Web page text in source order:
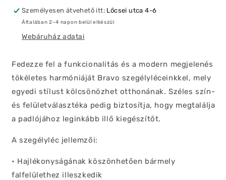
csökkentésenövelése
Személyesen átvehető itt: Lőcsei utca 4-6
Általában 2–4 napon belül elkészül
Webáruház adatai
Fedezze fel a funkcionalitás és a modern megjelenés
tökéletes harmóniáját Bravo szegélyléceinkkel, mely
egyedi stílust kölcsönözhet otthonának. Széles szín-
és felületválasztéka pedig biztosítja, hogy megtalálja
a padlójához leginkább illő kiegészítőt.
A szegélyléc jellemzői:
• Hajlékonyságának köszönhetően bármely
falfelülethez illeszkedik